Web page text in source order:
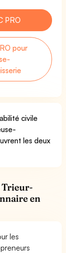
PRO
pour
civile
les deux
Trieur-
en
les